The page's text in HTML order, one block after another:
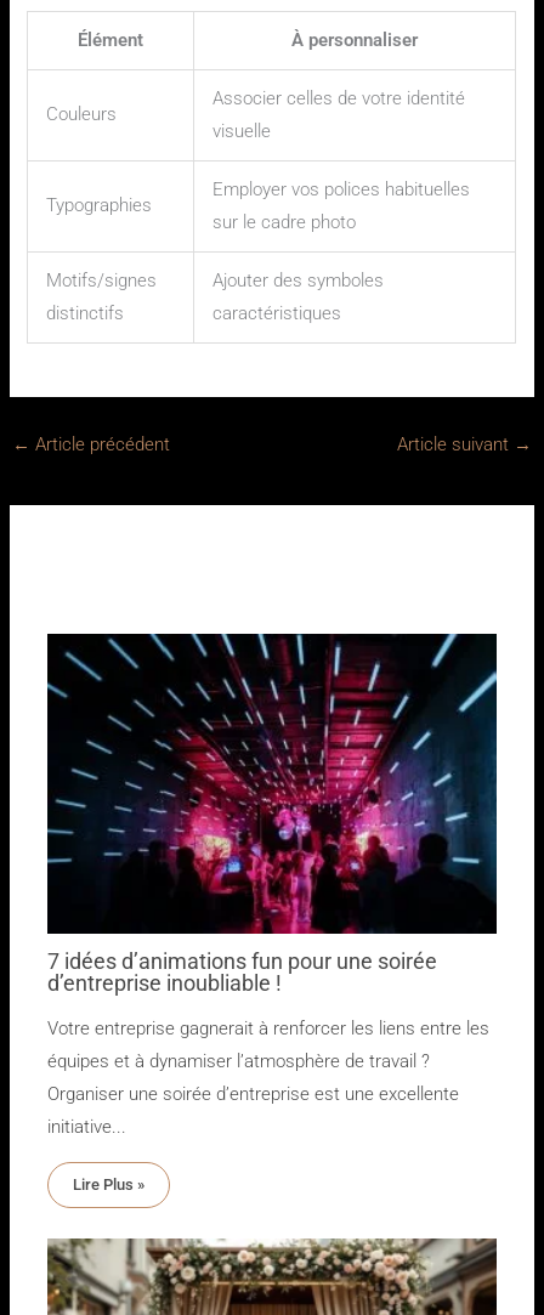
Élément À personnaliser
Couleurs
Associer celles de votre identité
visuelle
Typographies
Employer vos polices habituelles
sur le cadre photo
Motifs/signes
distinctifs
Ajouter des symboles
caractéristiques
← Article précédent Article suivant →
7 idées d’animations fun pour une soirée
d’entreprise inoubliable !
Votre entreprise gagnerait à renforcer les liens entre les
équipes et à dynamiser l’atmosphère de travail ?
Organiser une soirée d’entreprise est une excellente
initiative...
Lire Plus »